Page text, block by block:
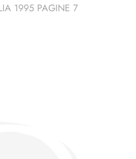
1995 PAGINE 7